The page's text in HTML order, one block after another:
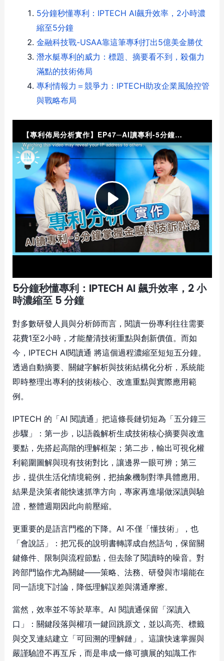
5分鐘秒懂專利：IPTECH AI飆升效率，2小時濃
縮至5分鐘
金融科技戰-USAA靠這筆專利打出5億美金勝仗
潛水艇專利的威力：標題、摘要看不到，殺傷力
滿點的技術佈局
專利情報力＝競爭力：IPTECH助攻企業風險控管
與戰略布局
5分鐘秒懂專利：IPTECH AI 飆升效率，2 小
時濃縮至 5 分鐘
對多數研發人員與分析師而言，閱讀一份專利往往需要
花費1至2小時，才能釐清技術重點與創新價值。而如
今，IPTECH AI閱讀通 將這個過程濃縮至短短五分鐘。
透過自動摘要、關鍵字解析與技術結構化分析，系統能
即時整理出專利的技術核心、改進重點與實際應用範
例。
IPTECH 的「AI 閱讀通」把這條長鏈切短為「五分鐘三
步驟」：第一步，以語義解析生成技術核心摘要與改進
要點，先搭起高階的理解框架；第二步，輸出可視化權
利範圍圖解與現有技術對比，讓邊界一眼可辨；第三
步，提供生活化情境範例，把抽象機制對準具體應用。
結果是決策者能快速抓準方向，專家再進場做深讀與驗
證，整體週期因此向前壓縮。
更重要的是語言門檻的下降。AI 不僅「懂技術」，也
「會說話」：把冗長的說明書轉譯成自然語句，保留關
鍵條件、限制與流程節點，但去除了閱讀時的噪音。對
跨部門協作尤為關鍵——策略、法務、研發與市場能在
同一語境下討論，降低理解誤差與溝通摩擦。
當然，效率並不等於草率。AI 閱讀通保留「深讀入
口」：關鍵段落與權項一鍵回跳原文，並以高亮、標籤
與交叉連結建立「可回溯的理解鏈」。這讓快速掌握與
嚴謹驗證不再互斥，而是串成一條可擴展的知識工作